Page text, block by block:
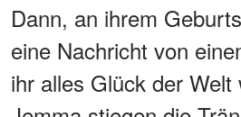
Dann, an ihrem
eine Nachricht von
ihr alles Glück der Welt